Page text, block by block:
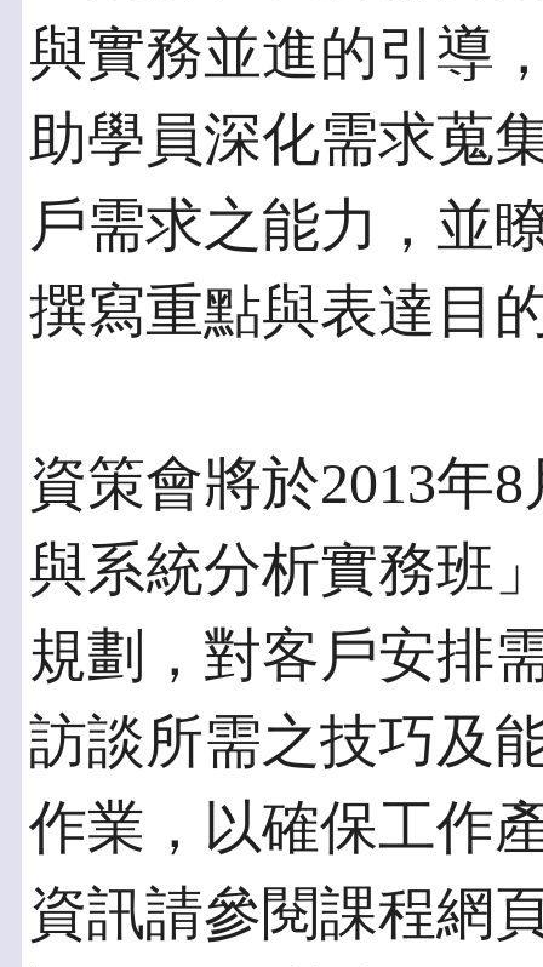
與實務並進的引導
助學員深化需求蒐
戶需求之能力，並
撰寫重點與表達目
資策會將於2013年
與系統分析實務班
規劃，對客戶安排
訪談所需之技巧及
作業，以確保工作
資訊請參閱課程網